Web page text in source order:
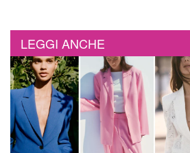
LEGGI ANCHE